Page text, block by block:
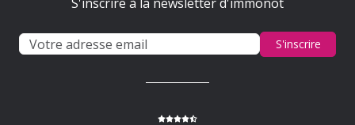
S'inscrire